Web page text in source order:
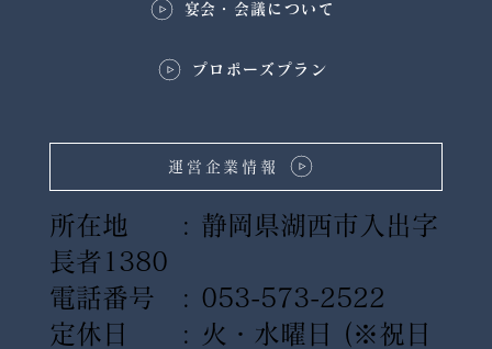
所在地 : 静岡県湖西市入出字
長者1380
電話番号 : 053-573-2522
定休日 : 火・水曜日
(※祝日
運営企業情報
​宴会・会議について
プロポーズプラン